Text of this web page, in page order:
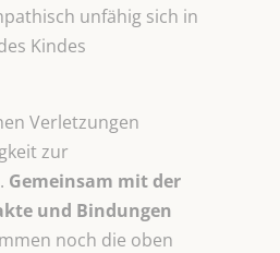
unfähig sich in
Kindes
Verletzungen
zur
Gemeinsam mit der
und Bindungen
noch die oben